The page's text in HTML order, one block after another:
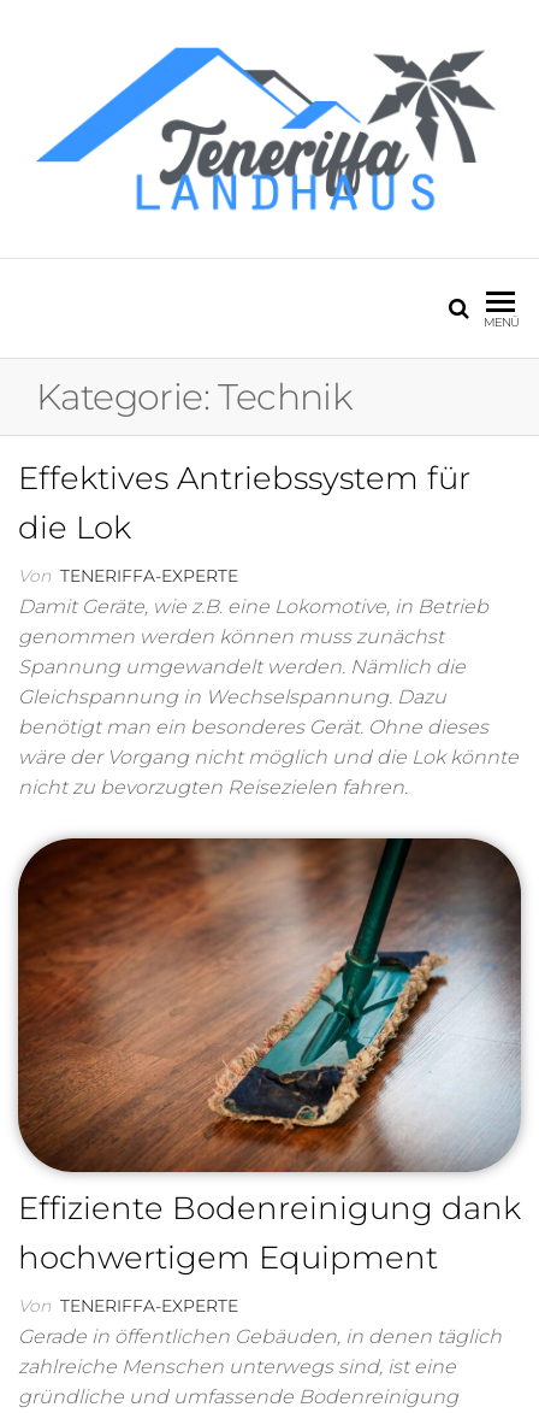
den Urlaub
MENÜ
Kategorie:Technik
Effektives Antriebssystem für
die Lok
Von TENERIFFA-EXPERTE
Damit Geräte, wie z.B. eine Lokomotive, in Betrieb
genommen werden können muss zunächst
Spannung umgewandelt werden. Nämlich die
Gleichspannung in Wechselspannung. Dazu
benötigt man ein besonderes Gerät. Ohne dieses
wäre der Vorgang nicht möglich und die Lok könnte
nicht zu bevorzugten Reisezielen fahren.
Effiziente Bodenreinigung dank
hochwertigem Equipment
Von TENERIFFA-EXPERTE
Gerade in öffentlichen Gebäuden, in denen täglich
zahlreiche Menschen unterwegs sind, ist eine
gründliche und umfassende Bodenreinigung